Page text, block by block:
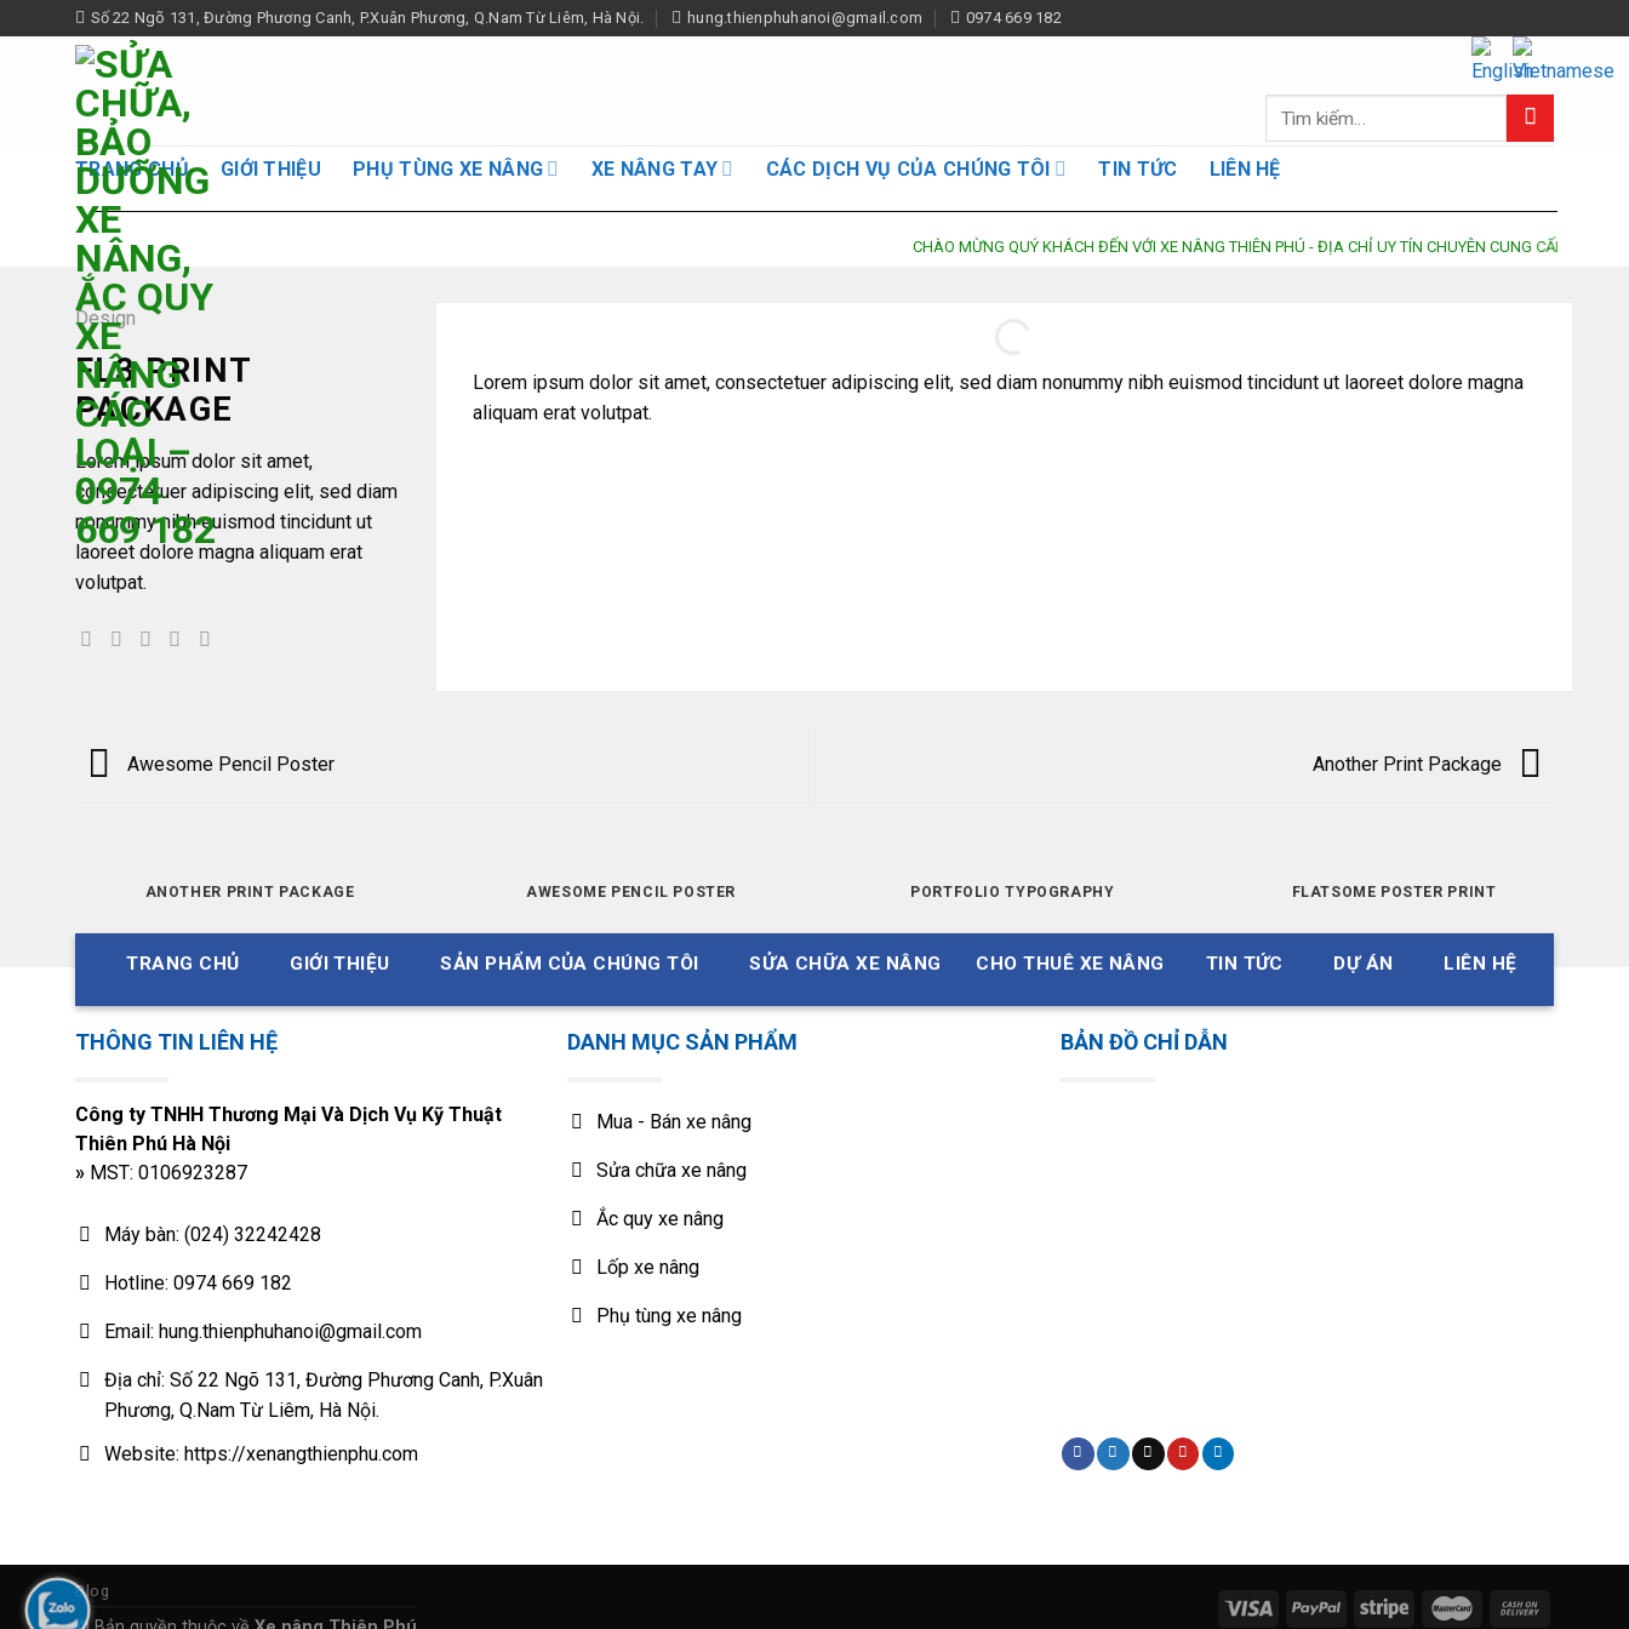
to
Số 22 Ngõ 131, Đường Phương Canh, P.Xuân Phương, Q.Nam Từ Liêm, Hà Nội. hung.thienphuhanoi@gmail.com 0974 669 182
Tìm
TRANG CHỦ GIỚI THIỆU PHỤ TÙNG XE NÂNG XE NÂNG TAY CÁC DỊCH VỤ CỦA CHÚNG TÔI TIN TỨC LIÊN HỆ
CHÀO MỪNG QUÝ KHÁCH ĐẾN VỚI XE NÂNG THIÊN PHÚ - ĐỊA CHỈ UY TÍN CHUYÊN CUNG CẤP DỊCH VỤ
Design
FL3 PRINT
PACKAGE
Lorem ipsum dolor sit amet,
consectetuer adipiscing elit, sed diam
nonummy nibh euismod tincidunt ut
laoreet dolore magna aliquam erat
volutpat.
Lorem ipsum dolor sit amet, consectetuer adipiscing elit, sed diam nonummy nibh euismod tincidunt ut laoreet dolore magna
aliquam erat volutpat.
Awesome Pencil Poster Another Print Package
ANOTHER PRINT PACKAGE AWESOME PENCIL POSTER PORTFOLIO TYPOGRAPHY FLATSOME POSTER PRINT
TRANG CHỦ GIỚI THIỆU SẢN PHẨM CỦA CHÚNG TÔI SỬA CHỮA XE NÂNG CHO THUÊ XE NÂNG TIN TỨC DỰ ÁN LIÊN HỆ
THÔNG TIN LIÊN HỆ
Công ty TNHH Thương Mại Và Dịch Vụ Kỹ Thuật
Thiên Phú Hà Nội
»MST: 0106923287
Máy bàn: (024) 32242428
Hotline: 0974 669 182
Email: hung.thienphuhanoi@gmail.com
Địa chỉ: Số 22 Ngõ 131, Đường Phương Canh, P.Xuân
Phương, Q.Nam Từ Liêm, Hà Nội.
Website: https://xenangthienphu.com
DANH MỤC SẢN PHẨM
Mua - Bán xe nâng
Sửa chữa xe nâng
Ắc quy xe nâng
Lốp xe nâng
Phụ tùng xe nâng
BẢN ĐỒ CHỈ DẪN
Blog